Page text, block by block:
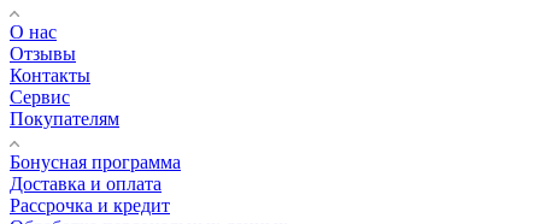
О нас
Отзывы
Контакты
Сервис
Покупателям
Бонусная программа
Доставка и оплата
Рассрочка и кредит